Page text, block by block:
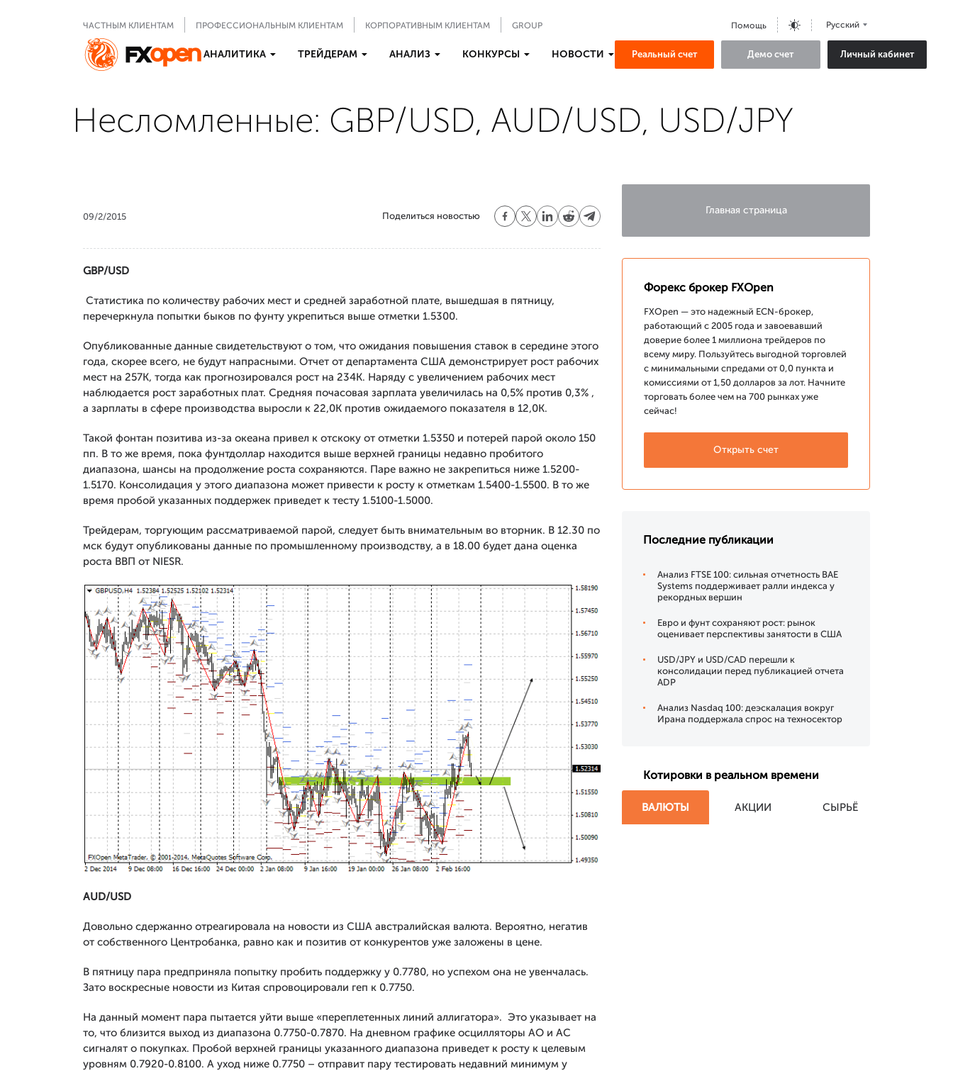
ЧАСТНЫМ КЛИЕНТАМ ПРОФЕССИОНАЛЬНЫМ КЛИЕНТАМ КОРПОРАТИВНЫМ КЛИЕНТАМ GROUP Помощь Русский
АНАЛИТИКА ТРЕЙДЕРАМ АНАЛИЗ КОНКУРСЫ НОВОСТИ Реальный счет Демо счет Личный кабинет
Несломленные: GBP/USD, AUD/USD, USD/JPY
09/2/2015 Поделиться новостью
GBP/USD
Статистика по количеству рабочих мест и средней заработной плате, вышедшая в пятницу,
перечеркнула попытки быков по фунту укрепиться выше отметки 1.5300.
Опубликованные данные свидетельствуют о том, что ожидания повышения ставок в середине этого
года, скорее всего, не будут напрасными. Отчет от департамента США демонстрирует рост рабочих
мест на 257К, тогда как прогнозировался рост на 234К. Наряду с увеличением рабочих мест
наблюдается рост заработных плат. Средняя почасовая зарплата увеличилась на 0,5% против 0,3% ,
а зарплаты в сфере производства выросли к 22,0К против ожидаемого показателя в 12,0К.
Такой фонтан позитива из-за океана привел к отскоку от отметки 1.5350 и потерей парой около 150
пп. В то же время, пока фунтдоллар находится выше верхней границы недавно пробитого
диапазона, шансы на продолжение роста сохраняются. Паре важно не закрепиться ниже 1.5200-
1.5170. Консолидация у этого диапазона может привести к росту к отметкам 1.5400-1.5500. В то же
время пробой указанных поддержек приведет к тесту 1.5100-1.5000.
Трейдерам, торгующим рассматриваемой парой, следует быть внимательным во вторник. В 12.30 по
мск будут опубликованы данные по промышленному производству, а в 18.00 будет дана оценка
роста ВВП от NIESR.
AUD/USD
Довольно сдержанно отреагировала на новости из США австралийская валюта. Вероятно, негатив
от собственного Центробанка, равно как и позитив от конкурентов уже заложены в цене.
В пятницу пара предприняла попытку пробить поддержку у 0.7780, но успехом она не увенчалась.
Зато воскресные новости из Китая спровоцировали геп к 0.7750.
На данный момент пара пытается уйти выше «переплетенных линий аллигатора». Это указывает на
то, что близится выход из диапазона 0.7750-0.7870. На дневном графике осцилляторы АО и АС
сигналят о покупках. Пробой верхней границы указанного диапазона приведет к росту к целевым
уровням 0.7920-0.8100. А уход ниже 0.7750 – отправит пару тестировать недавний минимум у
Главная страница
Форекс брокер FXOpen
FXOpen — это надежный ECN-брокер,
работающий с 2005 года и завоевавший
доверие более 1 миллиона трейдеров по
всему миру. Пользуйтесь выгодной торговлей
с минимальными спредами от 0,0 пункта и
комиссиями от 1,50 долларов за лот. Начните
торговать более чем на 700 рынках уже
сейчас!
Открыть счет
Последние публикации
Анализ FTSE 100: сильная отчетность BAE
Systems поддерживает ралли индекса у
рекордных вершин
Евро и фунт сохраняют рост: рынок
оценивает перспективы занятости в США
USD/JPY и USD/CAD перешли к
консолидации перед публикацией отчета
ADP
Анализ Nasdaq 100: деэскалация вокруг
Ирана поддержала спрос на техносектор
Котировки в реальном времени
ВАЛЮТЫ АКЦИИ СЫРЬЁ